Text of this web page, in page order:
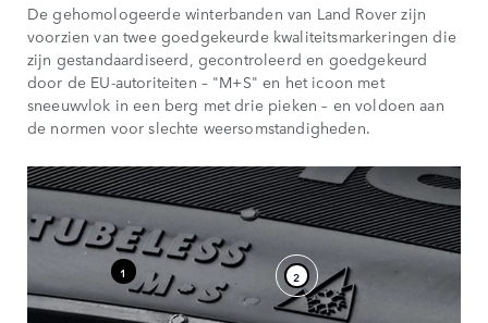
De gehomologeerde winterbanden van Land Rover zijn
voorzien van twee goedgekeurde kwaliteitsmarkeringen die
zijn gestandaardiseerd, gecontroleerd en goedgekeurd
door de EU-autoriteiten – "M+S" en het icoon met
sneeuwvlok in een berg met drie pieken – en voldoen aan
de normen voor slechte weersomstandigheden.